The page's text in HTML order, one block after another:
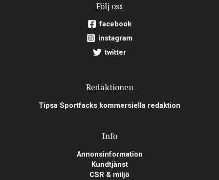
Följ oss
facebook
instagram
twitter
Redaktionen
Tipsa Sportfacks kommersiella redaktion
Info
Annonsinformation
Kundtjänst
CSR & miljö